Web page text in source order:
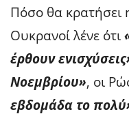
Πόσο θα κρατήσει
Ουκρανοί λένε ότι
έρθουν
Νοεμβρίου», οι
εβδομάδα το